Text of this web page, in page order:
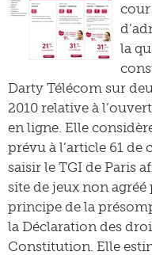
cour
la
Darty Télécom sur
2010 relative à
en ligne. Elle
prévu à l’article 61 de
saisir le TGI de Paris
site de jeux non agréé
principe de la
la Déclaration des
Constitution. Elle